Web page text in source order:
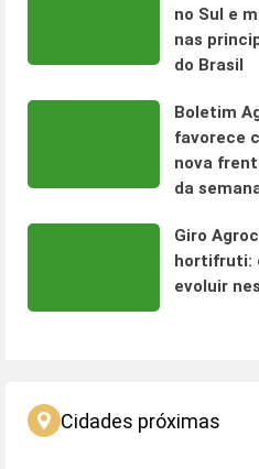
no Sul e
nas
do Brasil
Boletim
favorece
nova
da
Giro
hortifruti:
evoluir
Cidades próximas